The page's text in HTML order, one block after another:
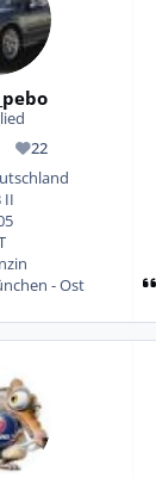
22
Reputation
II
- Ost